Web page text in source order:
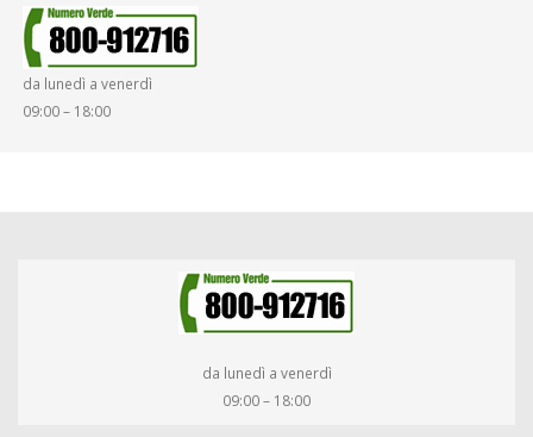
SMARRIMENTO OGGETTI
da lunedì a venerdì
09:00 – 18:00
da lunedì a venerdì
09:00 – 18:00